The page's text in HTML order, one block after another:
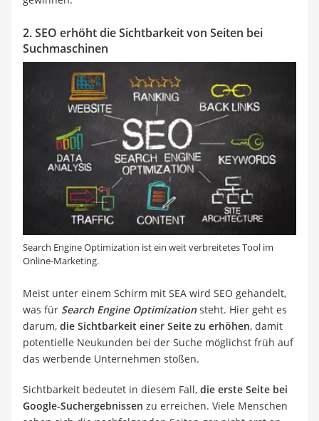
2. SEO erhöht die Sichtbarkeit von Seiten bei
Suchmaschinen
Search Engine Optimization ist ein weit verbreitetes Tool im
Online-Marketing.
Meist unter einem Schirm mit SEA wird SEO gehandelt,
was für Search Engine Optimization steht. Hier geht es
darum, die Sichtbarkeit einer Seite zu erhöhen, damit
potentielle Neukunden bei der Suche möglichst früh auf
das werbende Unternehmen stoßen.
Sichtbarkeit bedeutet in diesem Fall, die erste Seite bei
Google-Suchergebnissen zu erreichen. Viele Menschen